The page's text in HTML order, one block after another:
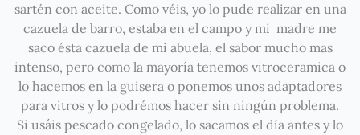
sartén con aceite. Como véis, yo lo pude realizar en una
cazuela de barro, estaba en el campo y mi madre me
saco ésta cazuela de mi abuela, el sabor mucho mas
intenso, pero como la mayoría tenemos vitroceramica o
lo hacemos en la guisera o ponemos unos adaptadores
para vitros y lo podrémos hacer sin ningún problema.
Si usáis pescado congelado, lo sacamos el día antes y lo